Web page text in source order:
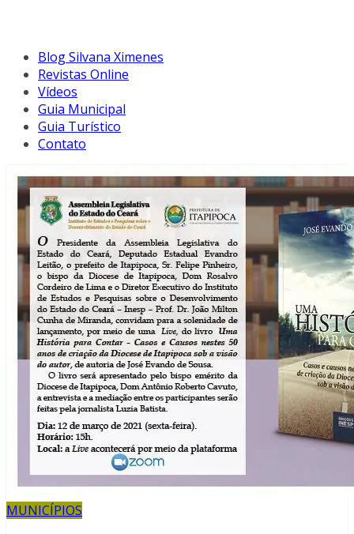
Blog Silvana Ximenes
Revistas Online
Vídeos
Guia Municipal
Guia Turístico
Contato
MUNICÍPIOS